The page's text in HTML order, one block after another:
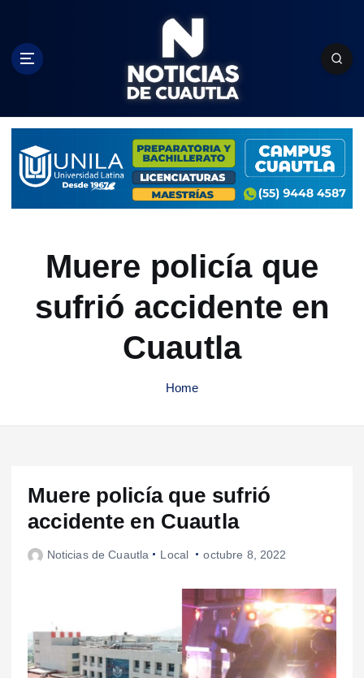
c
Muere policía que
sufrió accidente en
Cuautla
Home
Muere policía que sufrió
accidente en Cuautla
Noticias de Cuautla Local octubre 8, 2022